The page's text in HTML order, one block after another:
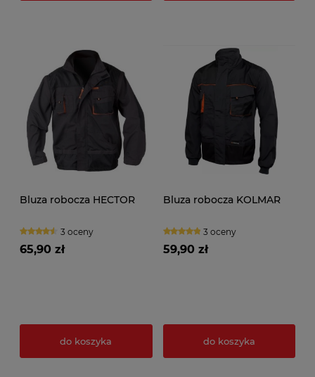
Bluza robocza HECTOR
3 oceny
65,90 zł
do koszyka
Bluza robocza KOLMAR
3 oceny
59,90 zł
do koszyka